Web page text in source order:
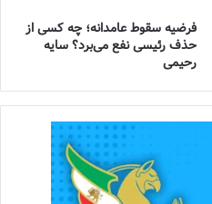
فرضیه سقوط عامدانه؛ چه کسی از
حذف رئیسی نفع می‌برد؟ سایه
رحیمی